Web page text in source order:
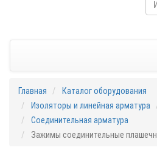
Главная
Каталог оборудования
Изоляторы и линейная арматура
Соединительная арматура
Зажимы соединительные